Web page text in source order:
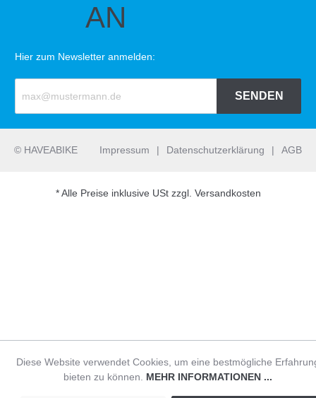
AN
Hier zum Newsletter anmelden:
SENDEN
© HAVEABIKE Impressum | Datenschutzerklärung | AGB
* Alle Preise inklusive USt zzgl. Versandkosten
Diese Website verwendet Cookies, um eine bestmögliche
bieten zu können. MEHR INFORMATIONEN ...